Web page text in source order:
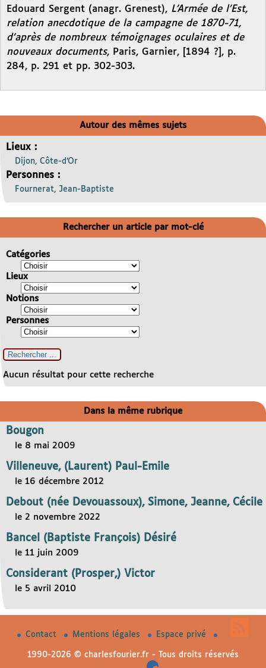
Edouard Sergent (anagr. Grenest), L’Armée de l’Est,
relation anecdotique de la campagne de 1870-71,
d’après de nombreux témoignages oculaires et de
nouveaux documents, Paris, Garnier, [1894 ?], p.
284, p. 291 et pp. 302-303.
Autour des mêmes sujets
Lieux :
Dijon, Côte-d’Or
Personnes :
Fournerat, Jean-Baptiste
Rechercher un article par mot-clé
Catégories
Lieux
Notions
Personnes
Aucun résultat pour cette recherche
Dans la même rubrique
Bougon
le 8 mai 2009
Villeneuve, (Laurent) Paul-Emile
le 16 décembre 2012
Debout (née Devouassoux), Simone, Jeanne, Cécile
le 2 novembre 2022
Bancel (Baptiste François) Désiré
le 11 juin 2009
Considerant (Prosper,) Victor
le 5 avril 2010
Contact Mentions légales Espace privé
1990-2026 © charlesfourier.fr - Tous droits réservés